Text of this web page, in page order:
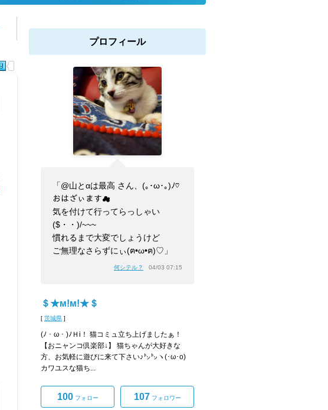
プロフィール
「@山とαは最高 さん、(⁠｡⁠･⁠ω⁠･⁠｡⁠)⁠ﾉ⁠♡
おはざぃます☁
気を付けて行ってらっしゃい
($・・)/~~~
慣れるまで大変でしょうけど
ご無理なさらずにぃ(ฅ•ω•ฅ)♡」
何シテル？ 04/03 07:15
＄★м!м!★＄
[ 茨城県 ]
(ﾉ・ω・)ﾉＨi！ 猫コミュ立ち上げましたぁ！
【おニャンコ倶楽部↓】 猫ちゃんが大好きな
方、お気軽に遊びに来て下さい♪㌧㌧ヽ(･ω･o)
カワユスな猫ち...
100フォロー 107 フォロワー